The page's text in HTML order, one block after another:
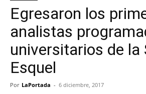
Egresaron los
analistas
universitarios de la
Esquel
Por LaPortada - 6 diciembre, 2017